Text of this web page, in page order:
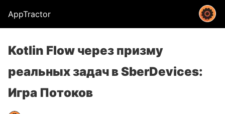
AppTractor
Kotlin Flow через призму
реальных задач в SberDevices:
Игра Потоков